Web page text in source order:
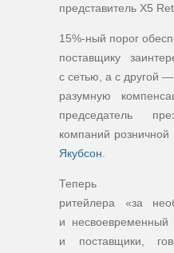
представитель X5
15%-ный порог
поставщику
с сетью, а с другой
разумную
председатель
компаний розничной
Якубсон
Теперь
ритейлера «за
и несвоевременный
и поставщики,